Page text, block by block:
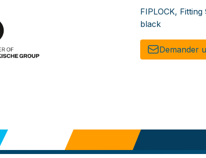
FIPLOCK,
black
Demander